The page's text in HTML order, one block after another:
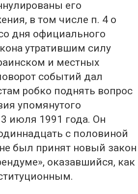
его
в том числе п. 4 о
дня официального
утратившим силу
и местных
событий дал
робко поднять вопрос
упомянутого
июля 1991 года. Он
с половиной
был принят новый закон
оказавшийся, как